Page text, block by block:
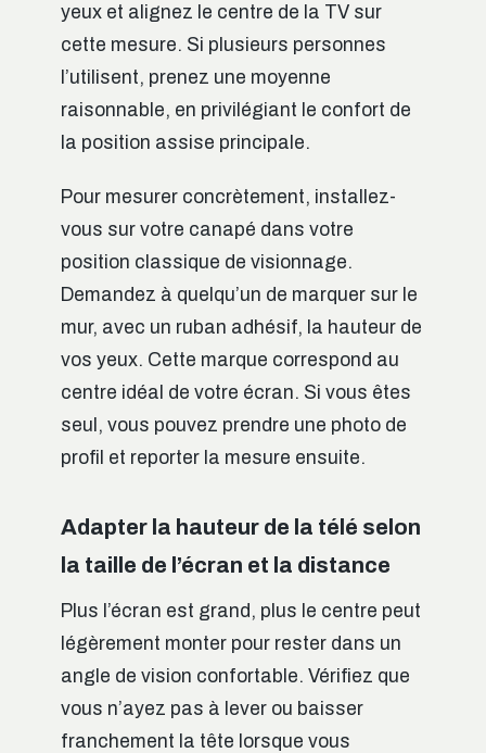
yeux et alignez le centre de la TV sur
cette mesure. Si plusieurs personnes
l’utilisent, prenez une moyenne
raisonnable, en privilégiant le confort de
la position assise principale.
Pour mesurer concrètement, installez-
vous sur votre canapé dans votre
position classique de visionnage.
Demandez à quelqu’un de marquer sur le
mur, avec un ruban adhésif, la hauteur de
vos yeux. Cette marque correspond au
centre idéal de votre écran. Si vous êtes
seul, vous pouvez prendre une photo de
profil et reporter la mesure ensuite.
Adapter la hauteur de la télé selon
la taille de l’écran et la distance
Plus l’écran est grand, plus le centre peut
légèrement monter pour rester dans un
angle de vision confortable. Vérifiez que
vous n’ayez pas à lever ou baisser
franchement la tête lorsque vous